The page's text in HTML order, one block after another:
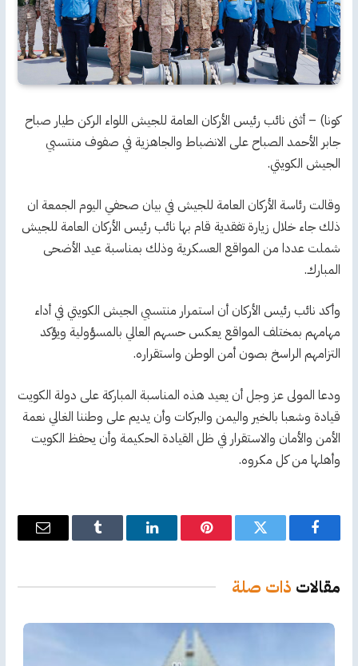
كونا) – أثنى نائب رئيس الأركان العامة للجيش اللواء الركن طيار صباح
جابر الأحمد الصباح على الانضباط والجاهزية في صفوف منتسبي
الجيش الكويتي.
وقالت رئاسة الأركان العامة للجيش في بيان صحفي اليوم الجمعة ان
ذلك جاء خلال زيارة تفقدية قام بها نائب رئيس الأركان العامة للجيش
شملت عددا من المواقع العسكرية وذلك بمناسبة عيد الأضحى
المبارك.
وأكد نائب رئيس الأركان أن استمرار منتسبي الجيش الكويتي في أداء
مهامهم بمختلف المواقع يعكس حسهم العالي بالمسؤولية ويؤكد
التزامهم الراسخ بصون أمن الوطن واستقراره.
ودعا المولى عز وجل أن يعيد هذه المناسبة المباركة على دولة الكويت
قيادة وشعبا بالخير واليمن والبركات وأن يديم على وطننا الغالي نعمة
الأمن والأمان والاستقرار في ظل القيادة الحكيمة وأن يحفظ الكويت
وأهلها من كل مكروه.
فيسبوك تويتر بينتيريستلينكدإن Tumblr
البريد
مقالات ذات صلة